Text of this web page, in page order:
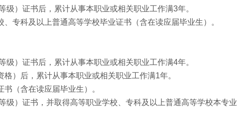
级）证书后，累计从事本职业或相关职业工作满3年。
专科及以上普通高等学校毕业证书（含在读应届毕业生）。
级）证书后，累计从事本职业或相关职业工作满4年。
）后，累计从事本职业或相关职业工作满1年。
（含在读应届毕业生）。
级）证书，并取得高等职业学校、专科及以上普通高等学校本专业